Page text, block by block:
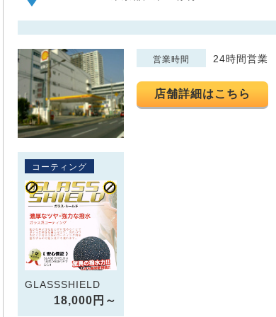
営業時間 24時間営業
店舗詳細はこちら
コーティング
GLASSSHIELD
18,000円～